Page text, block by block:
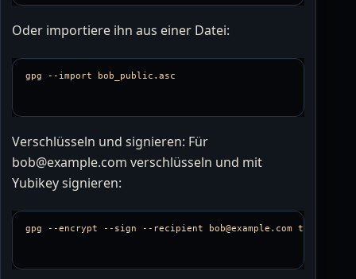
Oder importiere ihn aus einer Datei:
gpg --import
Verschlüsseln und signieren: Für
bob@example.com verschlüsseln und mit
Yubikey signieren:
gpg --encrypt --sign --recipient